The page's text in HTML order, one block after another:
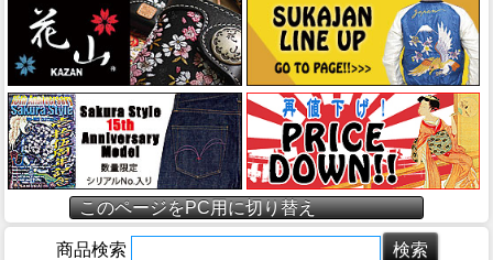
このページをPC用に切り替え
商品検索